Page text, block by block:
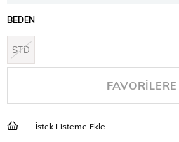
BEDEN
STD
İstek Listeme Ekle